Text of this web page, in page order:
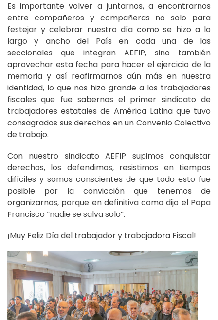
Es importante volver a juntarnos, a encontrarnos
entre compañeros y compañeras no solo para
festejar y celebrar nuestro día como se hizo a lo
largo y ancho del País en cada una de las
seccionales que integran AEFIP, sino también
aprovechar esta fecha para hacer el ejercicio de la
memoria y así reafirmarnos aún más en nuestra
identidad, lo que nos hizo grande a los trabajadores
fiscales que fue sabernos el primer sindicato de
trabajadores estatales de América Latina que tuvo
consagrados sus derechos en un Convenio Colectivo
de trabajo.
Con nuestro sindicato AEFIP supimos conquistar
derechos, los defendimos, resistimos en tiempos
difíciles y somos conscientes de que todo esto fue
posible por la convicción que tenemos de
organizarnos, porque en definitiva como dijo el Papa
Francisco “nadie se salva solo”.
¡Muy Feliz Día del trabajador y trabajadora Fiscal!